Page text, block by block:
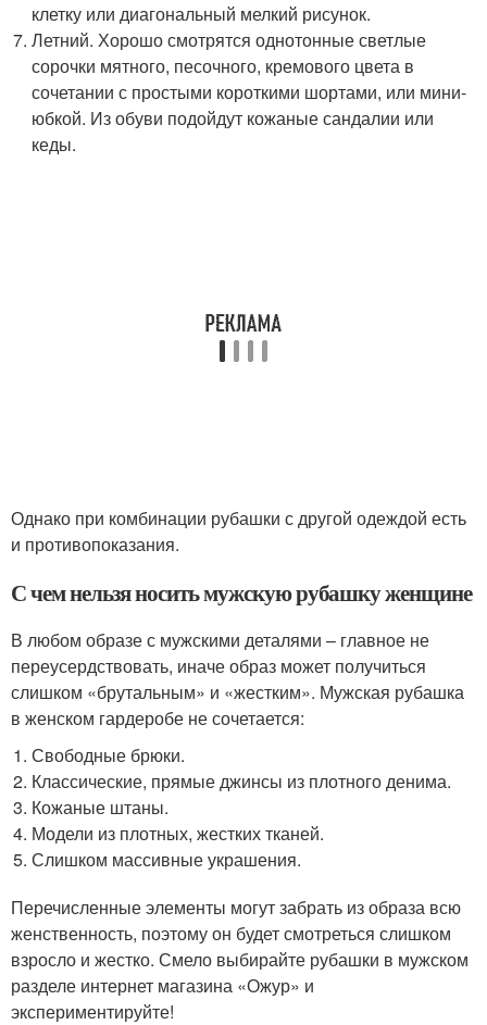
клетку или диагональный мелкий рисунок.
Летний. Хорошо смотрятся однотонные светлые
сорочки мятного, песочного, кремового цвета в
сочетании с простыми короткими шортами, или мини-
юбкой. Из обуви подойдут кожаные сандалии или
кеды.
Однако при комбинации рубашки с другой одеждой есть
и противопоказания.
С чем нельзя носить мужскую рубашку женщине
В любом образе с мужскими деталями – главное не
переусердствовать, иначе образ может получиться
слишком «брутальным» и «жестким». Мужская рубашка
в женском гардеробе не сочетается:
Свободные брюки.
Классические, прямые джинсы из плотного денима.
Кожаные штаны.
Модели из плотных, жестких тканей.
Слишком массивные украшения.
Перечисленные элементы могут забрать из образа всю
женственность, поэтому он будет смотреться слишком
взросло и жестко. Смело выбирайте рубашки в мужском
разделе интернет магазина «Ожур» и
экспериментируйте!